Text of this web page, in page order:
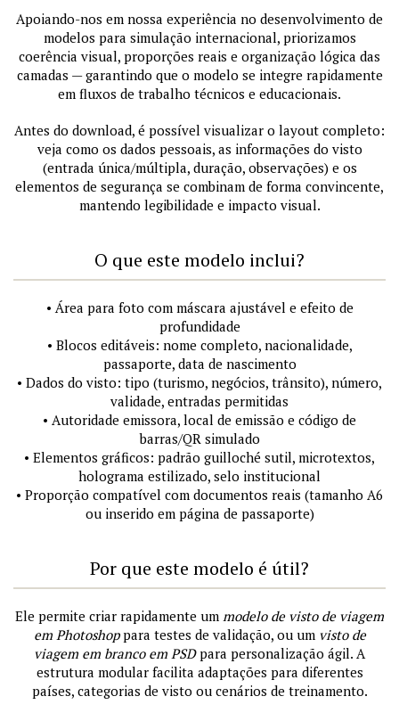
Apoiando-nos em nossa experiência no desenvolvimento de
modelos para simulação internacional, priorizamos
coerência visual, proporções reais e organização lógica das
camadas — garantindo que o modelo se integre rapidamente
em fluxos de trabalho técnicos e educacionais.
Antes do download, é possível visualizar o layout completo:
veja como os dados pessoais, as informações do visto
(entrada única/múltipla, duração, observações) e os
elementos de segurança se combinam de forma convincente,
mantendo legibilidade e impacto visual.
O que este modelo inclui?
• Área para foto com máscara ajustável e efeito de
profundidade
• Blocos editáveis: nome completo, nacionalidade,
passaporte, data de nascimento
• Dados do visto: tipo (turismo, negócios, trânsito), número,
validade, entradas permitidas
• Autoridade emissora, local de emissão e código de
barras/QR simulado
• Elementos gráficos: padrão guilloché sutil, microtextos,
holograma estilizado, selo institucional
• Proporção compatível com documentos reais (tamanho A6
ou inserido em página de passaporte)
Por que este modelo é útil?
Ele permite criar rapidamente um modelo de visto de viagem
em Photoshoppara testes de validação, ou um visto de
viagem em branco em PSDpara personalização ágil. A
estrutura modular facilita adaptações para diferentes
países, categorias de visto ou cenários de treinamento.